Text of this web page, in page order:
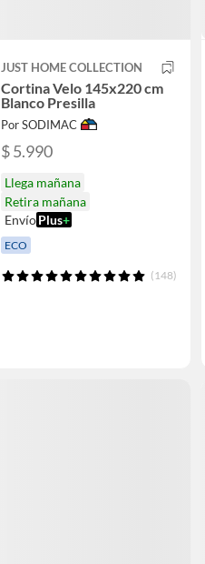
JUST HOME COLLECTION
Cortina Velo 145x220 cm
Blanco Presilla
Por SODIMAC
$ 5.990
Llega mañana
Retira mañana
EnvíoPlus+
ECO
(148)